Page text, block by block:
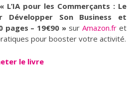
« L’IA pour les Commerçants : Le
Développer Son Business et
pages – 19€90 » surAmazon.fr et
pour booster votre activité.
le livre